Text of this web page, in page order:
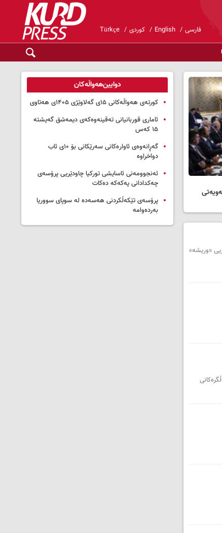
فارسی English کوردی Türkçe
«وریشە»
دوایین‌هەواڵەکان
کورتەی هەواڵەکانی ۱۵ی گەلاوێژی ۱۴۰۵ی هەتاوی
ئاماری قوربانیانی تەقینەوەکەی دیمەشق گەیشتە
۱۵ کەس
گەڕانەوەی ئاوارەکانی سەرێکانی بۆ ۱۰ی ئاب
دواخراوە
ئەنجوومەنی ئاسایشی تورکیا چاودێریی پرۆسەی
چەکدادانی پەکەکە دەکات
پرۆسەی تێکەڵکردنی هەسەدە لە سوپای سووریا
بەردەوامە